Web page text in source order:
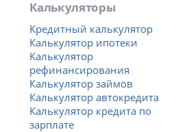
Калькуляторы
Кредитный калькулятор
Калькулятор ипотеки
Калькулятор
рефинансирования
Калькулятор займов
Калькулятор автокредита
Калькулятор кредита по
зарплате